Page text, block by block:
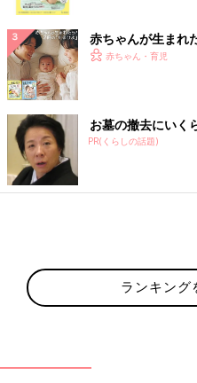
赤ちゃんが生まれ
赤ちゃん・育児
お墓の撤去にいく
PR(くらしの話題)
ランキング